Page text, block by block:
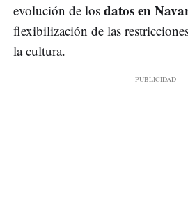
evolución de los datos en
flexibilización de las
la cultura.